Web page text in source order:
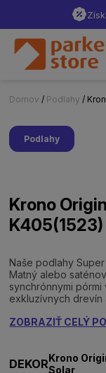
Domov / Podlahy /
Podlahy
Krono
K405(1523)
Naše podlahy
Matný alebo
synchrónnymi
exkluzívnych drevín
ZOBRAZIŤ CELÝ
DEKORKrono
Solar